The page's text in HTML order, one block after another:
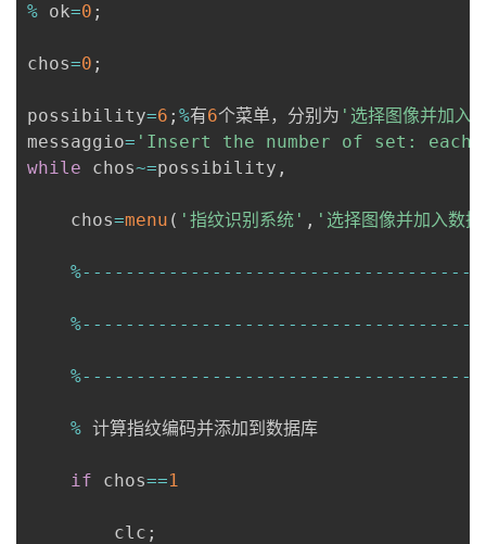
% ok=0 ;
chos=0 ;
possibility=6 ; %有6个菜单，分别为 '选择图像并加入
messaggio= 'Insert the number of set: each
while chos~=possibility ,
    chos
=menu ( '指纹识别系统' , '选择图像并加入数
%-- -- -- -- -- -- -- -- -- -- -- -- -- -- -- -- -- --
%-- -- -- -- -- -- -- -- -- -- -- -- -- -- -- -- -- --
%-- -- -- -- -- -- -- -- -- -- -- -- -- -- -- -- -- --
% 计算指纹编码并添加到数据库
if chos==1
        clc
;